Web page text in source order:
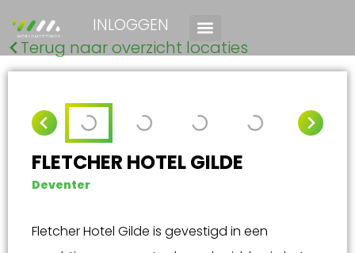
INLOGGEN
Terug naar overzicht locaties
FLETCHER HOTEL GILDE
Deventer
Fletcher Hotel Gilde is gevestigd in een